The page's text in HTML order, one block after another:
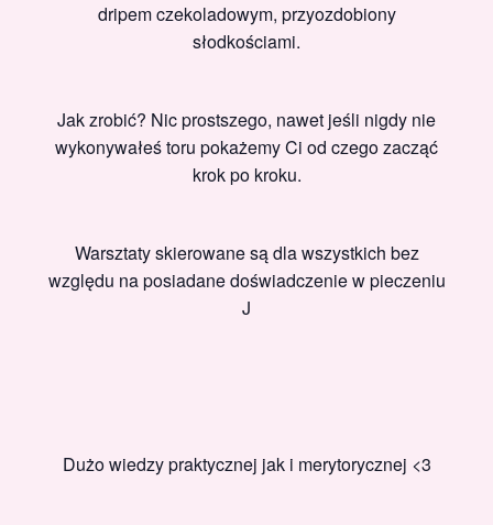
dripem czekoladowym, przyozdobiony
słodkościami.
Jak zrobić? Nic prostszego, nawet jeśli nigdy nie
wykonywałeś toru pokażemy Ci od czego zacząć
krok po kroku.
Warsztaty skierowane są dla wszystkich bez
względu na posiadane doświadczenie w pieczeniu
J
Dużo wiedzy praktycznej jak i merytorycznej <3